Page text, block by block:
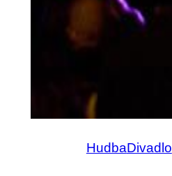
HudbaDivadlo